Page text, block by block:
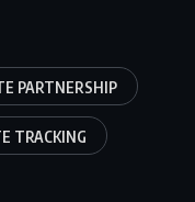
PARTNERSHIP
TRACKING